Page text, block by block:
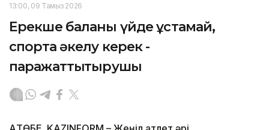
13:00, 09 Тамыз 2026
Ерекше баланы үйде ұстамай,
спортқа әкелу керек -
паражаттықтырушы